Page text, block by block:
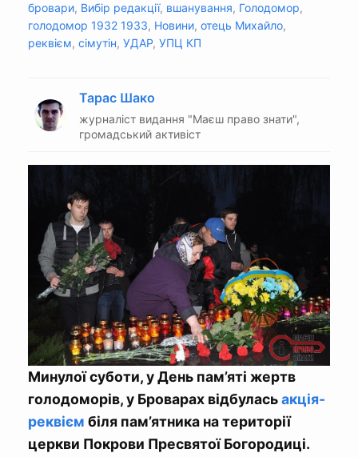
бровари, Вибір редакції, вшанування, Голодомор,
голодомор 1932 1933, Новини, отець Михайло,
реквієм, сімутін, УДАР, УПЦ КП
Тарас Шако
журналіст видання "Маєш право знати",
громадський активіст
Минулої суботи, у День пам’яті жертв
голодоморів, у Броварах відбуласьакція-
реквієм біля пам’ятника на території
церкви Покрови Пресвятої Богородиці.